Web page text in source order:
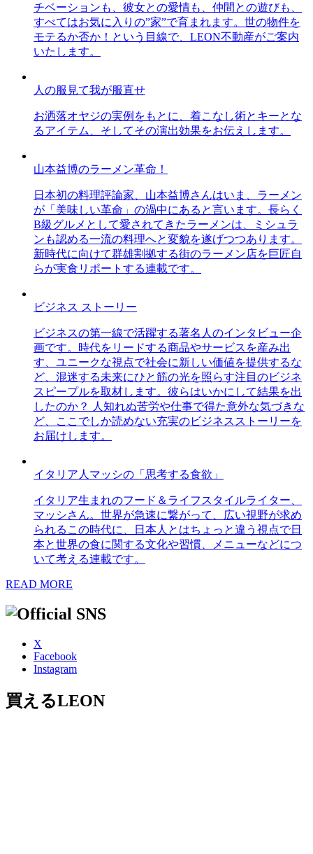
チベーションも、彼女との愛情も、仲間との遊びも、
すべてはお気に入りの”家”で育まれます。世の物件を
モテるか否か！という目線で、LEON不動産がご案内
いたします。
人の服見て我が服直せ
お洒落オヤジの実例をもとに、着こなし術とキーとな
るアイテム、そしてその演出効果をお伝えします。
山本益博のラーメン革命！
日本初の料理評論家、山本益博さんはいま、ラーメン
が「美味しい革命」の渦中にあると言います。長らく
B級グルメとして愛されてきたラーメンは、ミシュラ
ンも認める一流の料理へと変貌を遂げつつあります。
新時代に向けて群雄割拠する街のラーメン店を巨匠自
らが実食リポートする連載です。
ビジネス ストーリー
ビジネスの第一線で活躍する著名人のインタビュー企
画です。時代をリードする商品やサービスを産み出
す、ユニークな視点で社会に新しい価値を提供するな
ど、混迷する未来にひと筋の光を照らす注目のビジネ
スピープルを取材します。彼らはいかにして結果を出
したのか？ 人知れぬ苦労や仕事で得た意外な気づきな
ど、ここでしか読めない充実のビジネスストーリーを
お届けします。
イタリア人マッシの「思考する食欲」
イタリア生まれのフード＆ライフスタイルライター、
マッシさん。世界が急速に繋がって、広い視野が求め
られるこの時代に、日本人とはちょっと違う視点で日
本と世界の食に関する文化や習慣、メニューなどにつ
いて考える連載です。
READ MORE
X
Facebook
Instagram
買えるLEON